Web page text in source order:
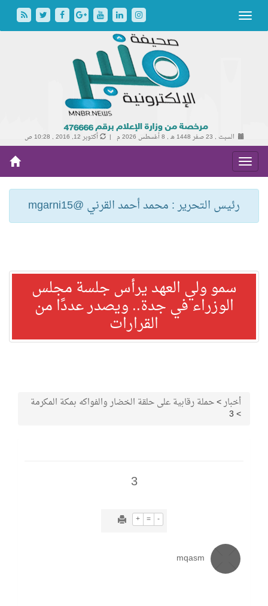
السبت , 23 صفر 1448 هـ , 8 أغسطس 2026 م | أكتوبر 12, 2016 , 10:28 ص
رئيس التحرير : محمد أحمد القرني @mgarni15
سمو ولي العهد يرأس جلسة مجلس
الوزراء في جدة.. ويصدر عددًا من
القرارات
أخبار>حملة رقابية على حلقة الخضار والفواكه بمكة المكرمة
>
3
3
+ = -
mqasm